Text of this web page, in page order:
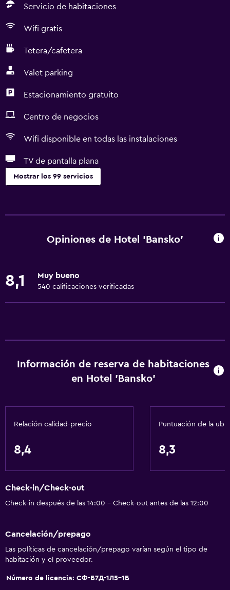
Servicio de habitaciones
Wifi gratis
Tetera/cafetera
Valet parking
Estacionamiento gratuito
Centro de negocios
Wifi disponible en todas las instalaciones
TV de pantalla plana
Mostrar los 99 servicios
Tetera eléctrica
Utensilios de cocina
Tetera/cafetera
Vista al jardín
Vista al patio interior
Vista a la montaña
Bodega de esquí
Opiniones de Hotel 'Bansko'
8,1 Muy bueno
540 calificaciones verificadas
Información de reserva de habitaciones
en Hotel 'Bansko'
Relación calidad-precio
8,4
Puntuación de la
8,3
Check-in/Check-out
Check-in después de las 14:00 - Check-out antes de las 12:00
Cancelación/prepago
Las políticas de cancelación/prepago varían según el tipo de
habitación y el proveedor.
Número de licencia: СФ-Б7Д-1Л5-1Б